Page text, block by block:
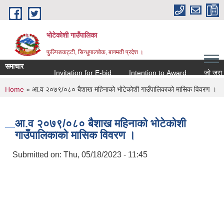
Skip to main content
भोटेकोशी गाउँपालिका
फुल्पिङकट्टी, सिन्धुपाल्चोक, बागमती प्रदेश ।
समाचार
Invitation for E-bid
Intention to Award जो जस संग
You are here
Home » आ.व २०७९/०८० बैशाख महिनाको भोटेकोशी गाउँपालिकाको मासिक विवरण ।
आ.व २०७९/०८० बैशाख महिनाको भोटेकोशी
गाउँपालिकाको मासिक विवरण ।
Submitted on: Thu, 05/18/2023 - 11:45